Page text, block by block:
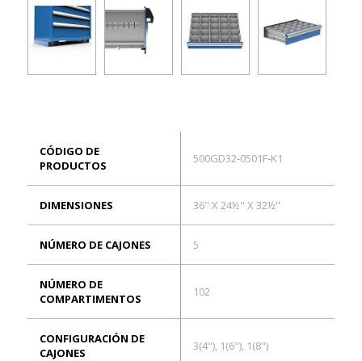
CÓDIGO DE
PRODUCTOS
500GD32-0501F-K1
DIMENSIONES 36'' X 24½'' X 32½''
NÚMERO DE CAJONES 5
NÚMERO DE
COMPARTIMENTOS
102
CONFIGURACIÓN DE
CAJONES
3(4"), 1(6"), 1(8")